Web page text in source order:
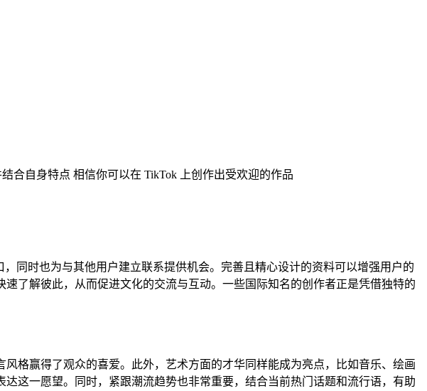
合自身特点 相信你可以在 TikTok 上创作出受欢迎的作品
同时也为与其他用户建立联系提供机会。完善且精心设计的资料可以增强用户的
了解彼此，从而促进文化的交流与互动。一些国际知名的创作者正是凭借独特的
格赢得了观众的喜爱。此外，艺术方面的才华同样能成为亮点，比如音乐、绘画
这一愿望。同时，紧跟潮流趋势也非常重要，结合当前热门话题和流行语，有助